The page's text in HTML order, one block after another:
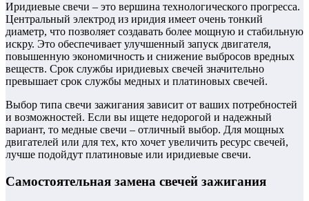
Иридиевые свечи – это вершина технологического прогресса.
Центральный электрод из иридия имеет очень тонкий
диаметр, что позволяет создавать более мощную и стабильную
искру. Это обеспечивает улучшенный запуск двигателя,
повышенную экономичность и снижение выбросов вредных
веществ. Срок службы иридиевых свечей значительно
превышает срок службы медных и платиновых свечей.
Выбор типа свечи зажигания зависит от ваших потребностей
и возможностей. Если вы ищете недорогой и надежный
вариант, то медные свечи – отличный выбор. Для мощных
двигателей или для тех, кто хочет увеличить ресурс свечей,
лучше подойдут платиновые или иридиевые свечи.
Самостоятельная замена свечей зажигания